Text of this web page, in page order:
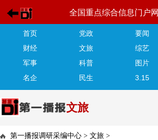
全国重点综合信息门户网
首页 党政 要闻
财经
文旅 综艺
军事
科普 图片
名企
民生 3.15
文旅
第一播报调研采编中心 > 文旅 >